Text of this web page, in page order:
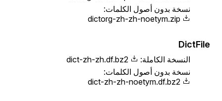
نسخة بدون أصول الكلمات:
dictorg-zh-zh-noetym.zip
DictFile
النسخة الكاملة:
dict-zh-zh.df.bz2
نسخة بدون أصول الكلمات:
dict-zh-zh-noetym.df.bz2